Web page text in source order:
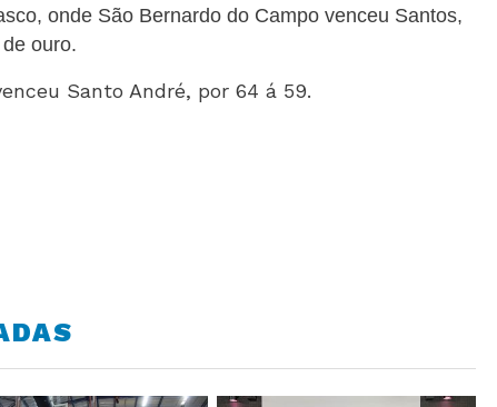
onde São Bernardo do Campo venceu Santos,
ouro.
Santo André, por 64 á 59.